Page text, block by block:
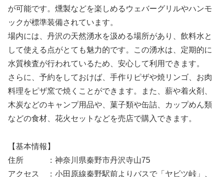
が可能です。燻製などを楽しめるウェバーグリルやハンモ
ックが標準装備されています。
場内には、丹沢の天然湧水を汲める場所があり、飲料水と
して使える点がとても魅力的です。この湧水は、定期的に
水質検査が行われているため、安心して利用できます。
さらに、予約をしておけば、手作りピザや焼リンゴ、お肉
料理をピザ窯で焼くことができます。また、薪や着火剤、
木炭などのキャンプ用品や、菓子類や缶詰、カップめん類
などの食材、花火セットなどを売店で購入できます。
【基本情報】
住所 ：神奈川県秦野市丹沢寺山75
アクセス ：小田原線秦野駅前よりバスで「ヤビツ峠」、